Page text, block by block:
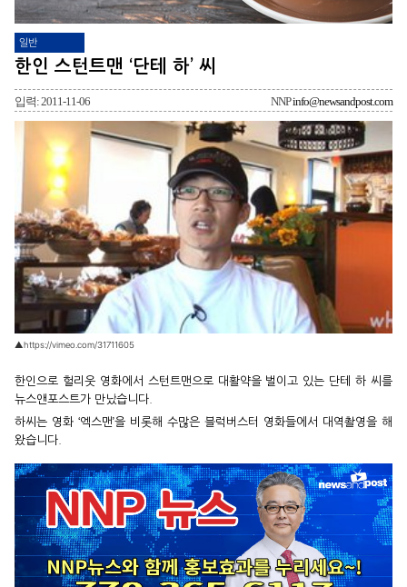
일반
한인 스턴트맨 ‘단테 하’ 씨
입력: 2011-11-06 NNPinfo@newsandpost.com
▲https://vimeo.com/31711605
한인으로 헐리웃 영화에서 스턴트맨으로 대활약을 벌이고 있는 단테 하 씨를
뉴스앤포스트가 만났습니다.
하씨는 영화 ‘엑스맨’을 비롯해 수많은 블럭버스터 영화들에서 대역촬영을 해
왔습니다.